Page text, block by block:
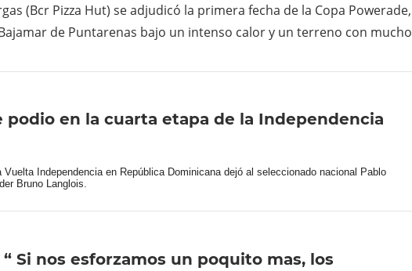
(Bcr Pizza Hut) se adjudicó la primera fecha de la Copa Powerade,
de Puntarenas bajo un intenso calor y un terreno con mucho
podio en la cuarta etapa de la Independencia
Vuelta Independencia en República Dominicana dejó al seleccionado nacional Pablo
Bruno Langlois.
Si nos esforzamos un poquito mas, los